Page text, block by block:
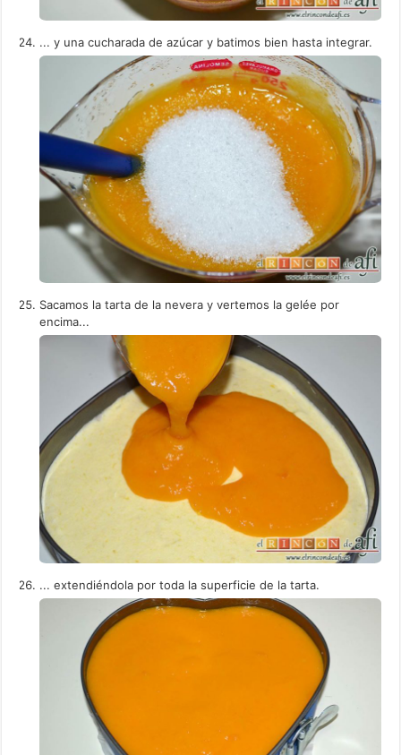
... y una cucharada de azúcar y batimos bien hasta integrar.
Sacamos la tarta de la nevera y vertemos la gelée por
encima...
... extendiéndola por toda la superficie de la tarta.